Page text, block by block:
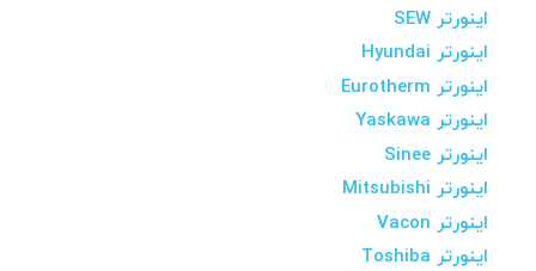
اینورتر SEW
اینورتر Hyundai
اینورتر Eurotherm
اینورتر Yaskawa
اینورتر Sinee
اینورتر Mitsubishi
اینورتر Vacon
اینورتر Toshiba